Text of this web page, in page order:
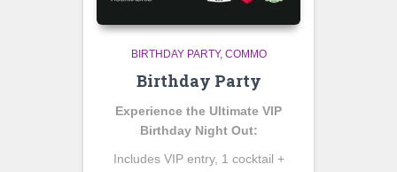
BIRTHDAY PARTY COMMO
Birthday Party
Experience the Ultimate VIP
Birthday Night Out:
Includes VIP entry, 1 cocktail +